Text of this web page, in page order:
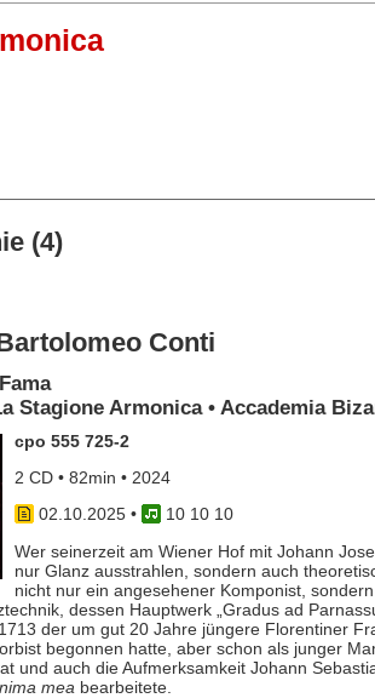
(4)
Conti
Stagione Armonica • Accademia
cpo 555 725-2
2 CD • 82min • 2024
02.10.2025•
10 10 10
Wer seinerzeit am Wiener Hof mit Johann
nur Glanz ausstrahlen, sondern auch
nicht nur ein angesehener Komponist,
dessen Hauptwerk „Gradus ad
der um gut 20 Jahre jüngere Florentiner
begonnen hatte, aber schon als junger
und auch die Aufmerksamkeit Johann
mea bearbeitete.